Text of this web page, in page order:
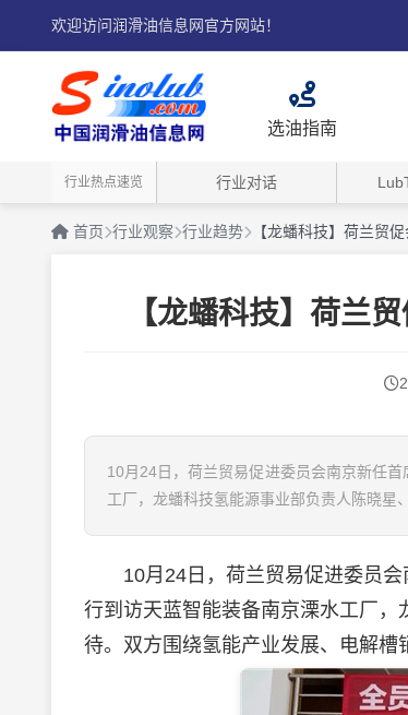
欢迎访问润滑油信息网官方网站！
选油指南
行业热点速览 行业对话
首页 行业观察 行业趋势 【龙蟠科技】荷兰贸
【龙蟠科技】荷兰
10月24日，荷兰贸易促进委员会南京新任
工厂，龙蟠科技氢能源事业部负责人陈晓星
10月24日，荷兰贸易促进委员会
行到访天蓝智能装备南京溧水工厂
待。双方围绕氢能产业发展、电解槽